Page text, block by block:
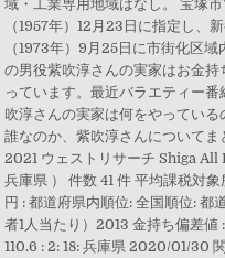
域・工業専用地域はなし。 宝塚
（1957年）12月23日に指定し、
（1973年）9月25日に市街化区
の男役紫吹淳さんの実家はお金
っています。最近バラエティー
吹淳さんの実家は何をやってい
誰なのか、紫吹淳さんについて
2021 ウェストリサーチ Shiga
兵庫県 ） 件数 41 件 平均課税対
円 : 都道府県内順位: 全国順位: 都
者1人当たり）2013 金持ち偏差値
110.6 : 2: 18: 兵庫県 2020/01/30